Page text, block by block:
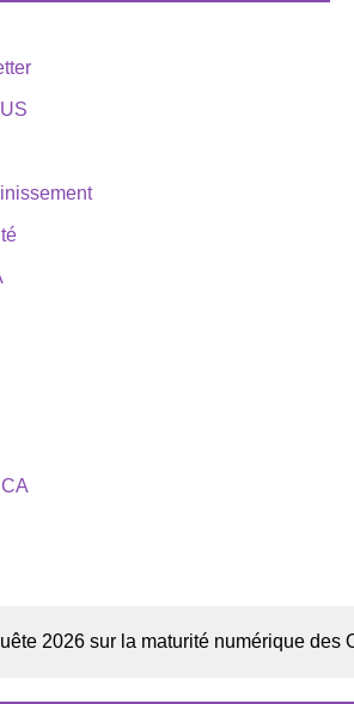
sur la maturité numérique des OSC